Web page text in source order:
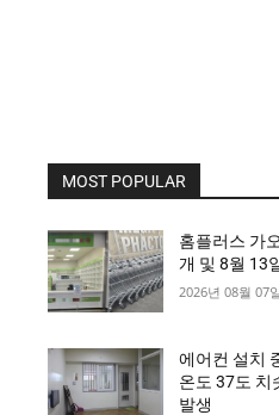
MOST POPULAR
홈플러스 가
개 및 8월 13
2026년 08월 07
에어컨 설치
온도 37도 치
발생